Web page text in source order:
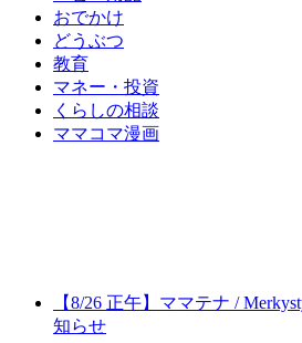
おでかけ
どうぶつ
教育
マネー・投資
くらしの相談
ママコマ漫画
【8/26 正午】ママテナ /
知らせ